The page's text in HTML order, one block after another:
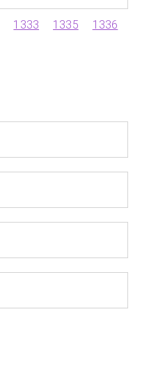
1333 1335
1336